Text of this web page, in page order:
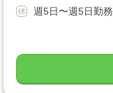
週5日〜週5日勤務